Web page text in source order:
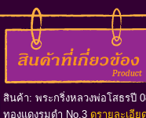
สินค้า: พระกริ่งหลวงพ่อโสธรปี
ทองแดงรมดำ No.3 ดูรายละเอีย